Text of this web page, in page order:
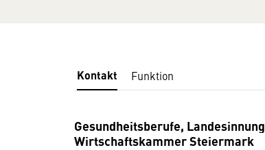
Kontakt Funktion
Gesundheitsberufe, Landesinnung
Wirtschaftskammer Steiermark